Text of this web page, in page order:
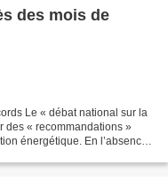
des mois de
Le « débat national sur la
des « recommandations »
énergétique. En l’absence